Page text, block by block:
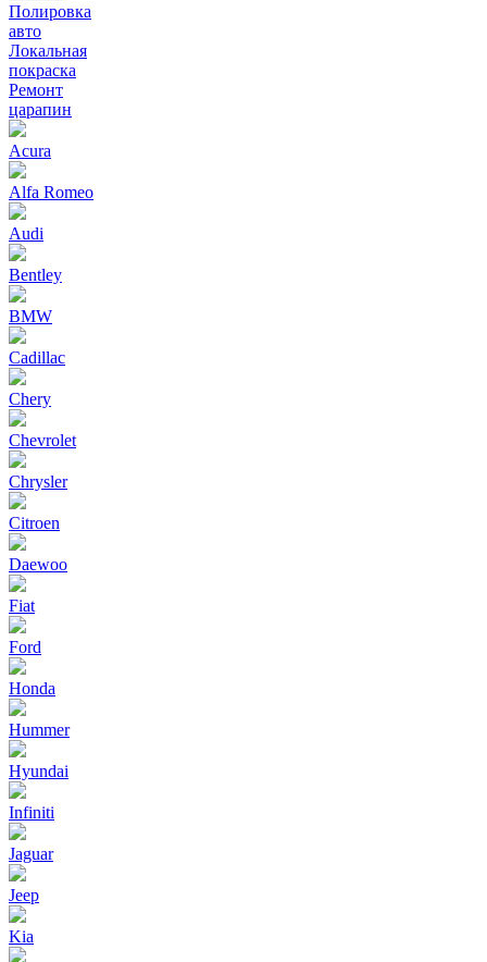
Полировка
авто
Локальная
покраска
Ремонт
царапин
Acura
Alfa Romeo
Audi
Bentley
BMW
Cadillac
Chery
Chevrolet
Chrysler
Citroen
Daewoo
Fiat
Ford
Honda
Hummer
Hyundai
Infiniti
Jaguar
Jeep
Kia